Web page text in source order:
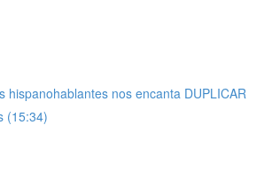
hispanohablantes nos encanta DUPLICAR
(15:34)